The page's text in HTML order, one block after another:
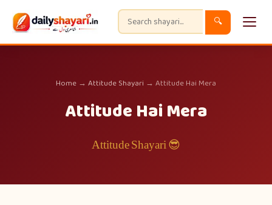
🔍
Home → Attitude Shayari → Attitude Hai Mera
Attitude Hai Mera
😎 Attitude Shayari